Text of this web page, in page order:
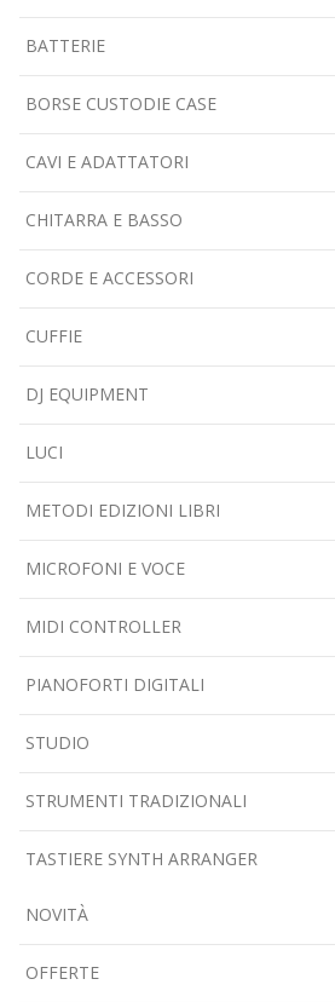
BATTERIE
BORSE CUSTODIE CASE
CAVI E ADATTATORI
CHITARRA E BASSO
CORDE E ACCESSORI
CUFFIE
DJ EQUIPMENT
LUCI
METODI EDIZIONI LIBRI
MICROFONI E VOCE
MIDI CONTROLLER
PIANOFORTI DIGITALI
STUDIO
STRUMENTI TRADIZIONALI
TASTIERE SYNTH ARRANGER
NOVITÀ
OFFERTE